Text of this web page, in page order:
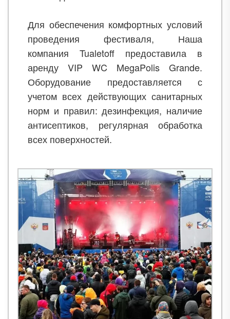
Для обеспечения комфортных условий
проведения фестиваля, Наша
компания Tualetoff предоставила в
аренду VIP WC MegaPolis Grande.
Оборудование предоставляется с
учетом всех действующих санитарных
норм и правил: дезинфекция, наличие
антисептиков, регулярная обработка
всех поверхностей.